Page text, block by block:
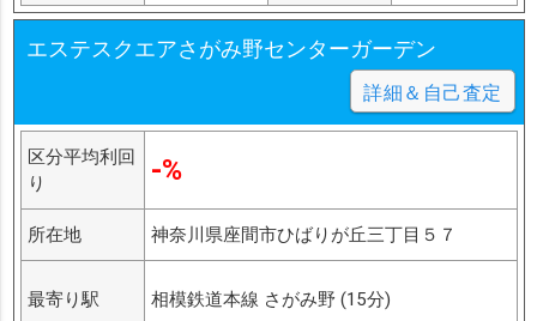
エステスクエアさがみ野センターガーデン
詳細＆自己査定
区分平均利回
り
-%
所在地 神奈川県座間市ひばりが丘三丁目５７
最寄り駅 相模鉄道本線 さがみ野 (15分)